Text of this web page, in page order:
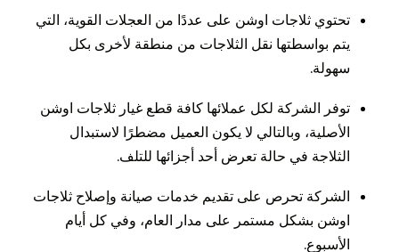
تحتوي ثلاجات اوشن على عددًا من العجلات القوية، التي
يتم بواسطتها نقل الثلاجات من منطقة لأخرى بكل
سهولة.
توفر الشركة لكل عملائها كافة قطع غيار ثلاجات اوشن
الأصلية، وبالتالي لا يكون العميل مضطرًا لاستبدال
الثلاجة في حالة تعرض أحد أجزائها للتلف.
الشركة تحرص على تقديم خدمات صيانة وإصلاح ثلاجات
اوشن بشكل مستمر على مدار العام، وفي كل أيام
الأسبوع.